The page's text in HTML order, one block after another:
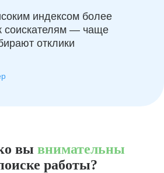
индексом более
соискателям — чаще
отклики
вы внимательны
работы?